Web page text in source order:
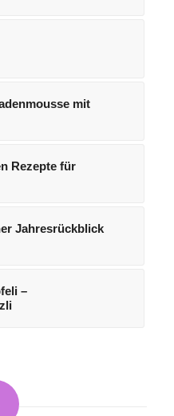
mit
Rezepte für
Jahresrückblick
–